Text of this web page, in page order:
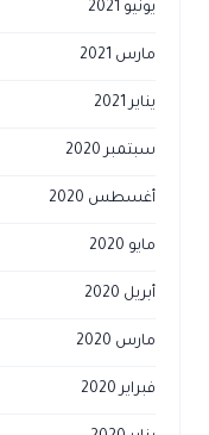
يونيو 2021
مارس 2021
يناير 2021
سبتمبر 2020
أغسطس 2020
مايو 2020
أبريل 2020
مارس 2020
فبراير 2020